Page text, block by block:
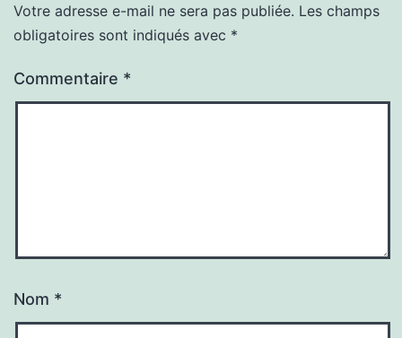
Votre adresse e-mail ne sera pas publiée. Les champs
obligatoires sont indiqués avec *
Commentaire *
Nom *